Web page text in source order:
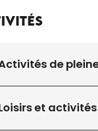
de
et activités
DU BEL AIR